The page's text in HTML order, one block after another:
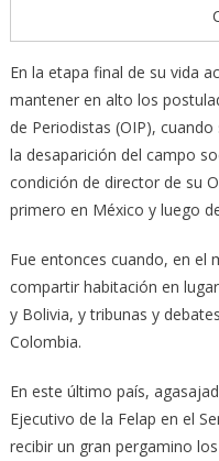
En la etapa final de su vida
mantener en alto los
de Periodistas (OIP),
la desaparición del campo
condición de director de su
primero en México y luego
Fue entonces cuando, en el
compartir habitación en
y Bolivia, y tribunas y
Colombia.
En este último país,
Ejecutivo de la Felap en el
recibir un gran pergamino